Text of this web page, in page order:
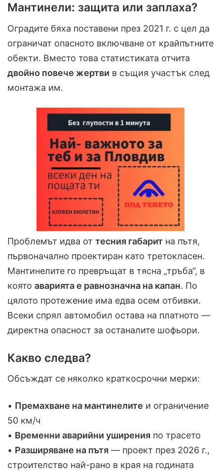
Мантинели: защита или заплаха?
Оградите бяха поставени през 2021 г. с цел да
ограничат опасното включване от крайпътните
обекти. Вместо това статистиката отчита
двойно повече жертви в същия участък след
монтажа им.
Проблемът идва от тесния габарит на пътя,
първоначално проектиран като третокласен.
Мантинелите го превръщат в тясна „тръба“, в
която аварията е равнозначна на капан. По
цялото протежение има едва осем отбивки.
Всеки спрял автомобил остава на платното —
директна опасност за останалите шофьори.
Какво следва?
Обсъждат се няколко краткосрочни мерки:
• Премахване на мантинелите и ограничение
50 км/ч
• Временни аварийни уширения по трасето
• Разширяване на пътя — проект през 2026 г.,
строителство най-рано в края на годината